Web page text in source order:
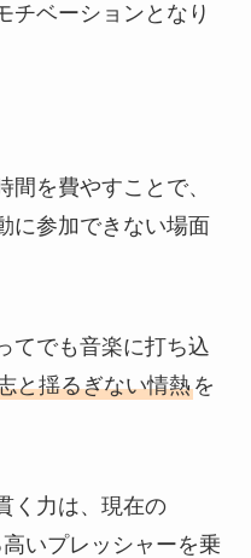
チベーションとなり
を費やすことで、
に参加できない場面
てでも音楽に打ち込
と揺るぎない情熱を
く力は、現在の
いプレッシャーを乗